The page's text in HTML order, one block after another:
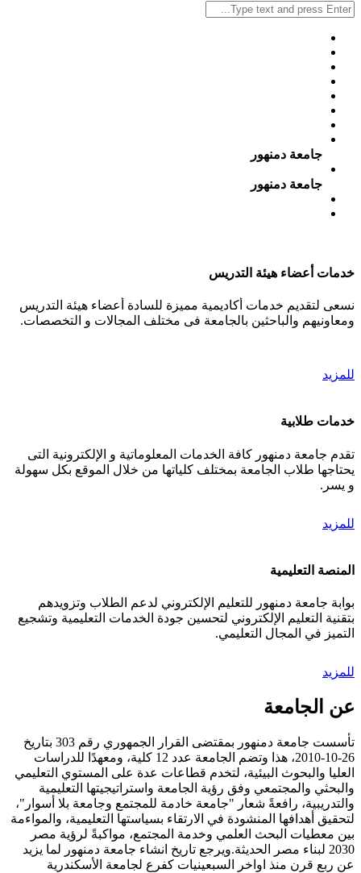
جامعة دمنهور
جامعة دمنهور
خدمات أعضاء هيئة التدريس
نسعى لتقديم خدمات أكاديمية مميزة للسادة أعضاء هيئة التدريس
ومعاونيهم والباحثين بالجامعة فى مختلف المجالات و التخصصات.
للمزيد
خدمات طلابية
تقدم جامعة دمنهور كافة الخدمات المعلوماتية و الإلكترونية التى
يحتاجها طلاب الجامعة بمختلف كلياتها من خلال الموقع بكل سهولة
و يسر.
للمزيد
المنصة التعليمية
بوابة جامعة دمنهور للتعليم الإلكتروني لدعم الطلاب وتزويدهم
بتقنية التعليم الإلكتروني لتحسين جودة الخدمات التعليمية وتشجيع
التميز في المجال التعليمي.
للمزيد
عن الجامعة
تأسست جامعة دمنهور بمقتضى القرار الجمهوري رقم 303 بتاريخ
26-10-2010، هذا وتضم الجامعة عدد 12 كلية، ومعهدًا للدراسات
العليا والبحوث البيئية، لتخدم قطاعات عدة على المستوي التعليمي
والبحثي والمجتمعي وفق رؤية الجامعة واستراتيجيتها التعليمية
والتدريبية، رافعةً شعار "جامعة خادمة للمجتمع وجامعة بلا أسوار"،
لتحقيق أهدافها المنشودة في الارتقاء بسياستها التعليمية، والمواءمة
بين معطيات البحث العلمي وخدمة المجتمع، مواكبةً لرؤية مصر
2030 لبناء مصر الحديثة.ويرجع تاريخ انشاء جامعة دمنهور لما يزيد
عن ربع قرن منذ اواخر السبعينيات كفرع لجامعة الأسكندرية